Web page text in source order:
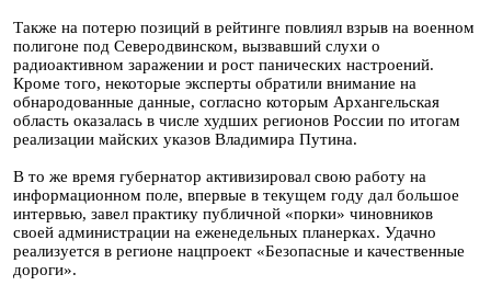
Также на потерю позиций в рейтинге повлиял взрыв на военном
полигоне под Северодвинском, вызвавший слухи о
радиоактивном заражении и рост панических настроений.
Кроме того, некоторые эксперты обратили внимание на
обнародованные данные, согласно которым Архангельская
область оказалась в числе худших регионов России по итогам
реализации майских указов Владимира Путина.
В то же время губернатор активизировал свою работу на
информационном поле, впервые в текущем году дал большое
интервью, завел практику публичной «порки» чиновников
своей администрации на еженедельных планерках. Удачно
реализуется в регионе нацпроект «Безопасные и качественные
дороги».